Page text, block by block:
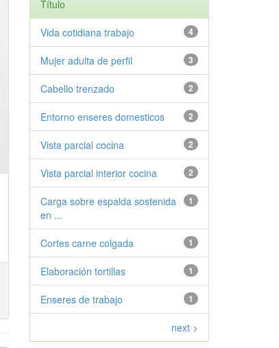
Título
4
Vida cotidiana trabajo
3
Mujer adulta de perfil
2
Cabello trenzado
2
Entorno enseres domesticos
2
Vista parcial cocina
2
Vista parcial interior cocina
1
Carga sobre espalda sostenida
en ...
1
Cortes carne colgada
1
Elaboración tortillas
1
Enseres de trabajo
next >